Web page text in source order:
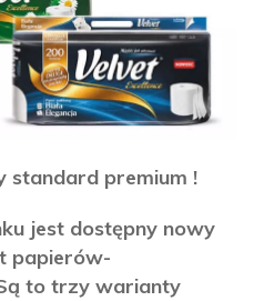
standard premium !
jest dostępny nowy
papierów-
Są to trzy warianty